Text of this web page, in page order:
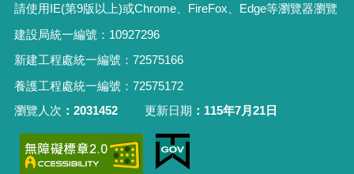
請使用IE(第9版以上)或Chrome、FireFox、Edge等瀏覽器瀏覽
建設局統一編號：10927296
新建工程處統一編號 ： 72575166
養護工程處統一編號 ： 72575172
瀏覽人次
2031452 更新日期 115年7月21日